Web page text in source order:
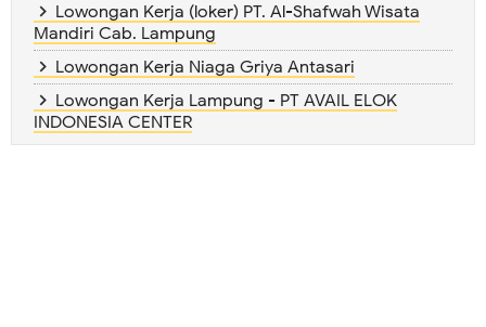
Lowongan Kerja (loker) PT. Al-Shafwah Wisata
Mandiri Cab. Lampung
Lowongan Kerja Niaga Griya Antasari
Lowongan Kerja Lampung - PT AVAIL ELOK
INDONESIA CENTER